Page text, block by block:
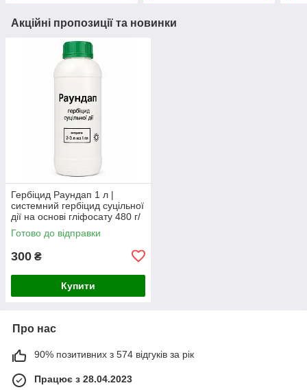
Акційні пропозиції та новинки
Гербіцид Раундап 1 л |
системний гербіцид суцільної
дії на основі гліфосату 480 г/
л
Готово до відправки
300 ₴
Купити
Про нас
90% позитивних з 574 відгуків за рік
Працює з 28.04.2023